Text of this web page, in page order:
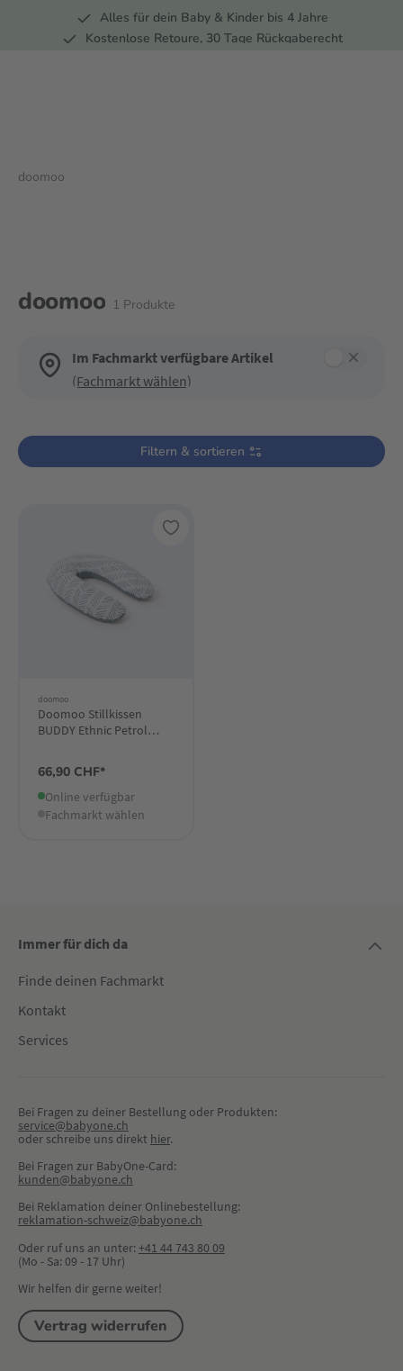
Zur Hauptnavigation springen
Alles für dein Baby & Kinder bis 4 Jahre
Kostenlose Retoure, 30 Tage Rückgaberecht
doomoo
doomoo 1 Produkte
Im Fachmarkt verfügbare Artikel
(Fachmarkt wählen)
Filtern & sortieren
doomoo
Doomoo Stillkissen
BUDDY Ethnic Petrol
66,90 CHF*
Online verfügbar
Fachmarkt wählen
Immer für dich da
Finde deinen Fachmarkt
Kontakt
Services
Bei Fragen zu deiner Bestellung oder Produkten:
service@babyone.ch
oder schreibe uns direkt hier.
Bei Fragen zur BabyOne-Card:
kunden@babyone.ch
Bei Reklamation deiner Onlinebestellung:
reklamation-schweiz@babyone.ch
Oder ruf uns an unter:+41 44 743 80 09
(Mo - Sa: 09 - 17 Uhr)
Wir helfen dir gerne weiter!
Vertrag widerrufen